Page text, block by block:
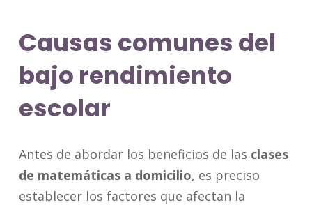
Causas comunes del
bajo rendimiento
escolar
Antes de abordar los beneficios de las clases
de matemáticas a domicilio, es preciso
establecer los factores que afectan la